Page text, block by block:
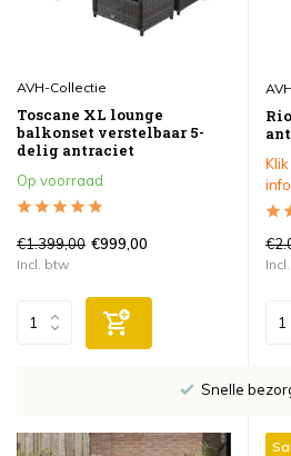
AVH-Collectie
Toscane XL lounge
balkonset verstelbaar 5-
delig antraciet
Op voorraad
€1.399,00 €999,00
Incl. btw
Snelle